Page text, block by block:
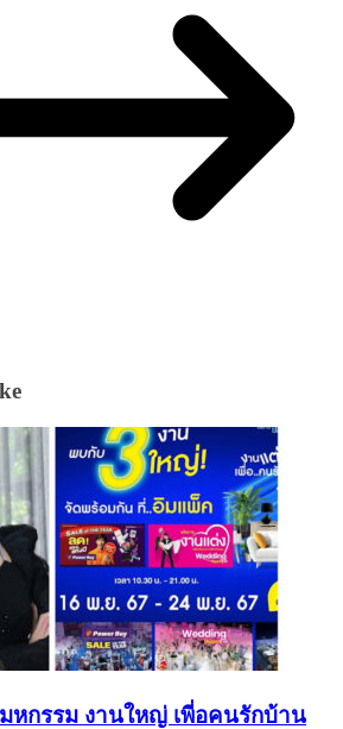
หกรรม งานใหญ่ เพี่อคนรักบ้าน